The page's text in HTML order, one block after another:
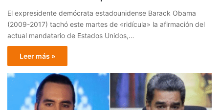
El expresidente demócrata estadounidense Barack Obama
(2009-2017) tachó este martes de «ridícula» la afirmación del
actual mandatario de Estados Unidos,…
Leer más »